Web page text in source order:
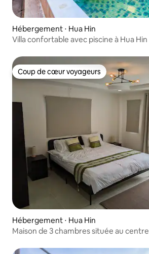
Hébergement ⋅ Hua Hin
Villa confortable avec piscine à Hua Hin
Coup de cœur voyageurs
Coup de cœur voyageurs
Hébergement ⋅ Hua Hin
Maison de 3 chambres située au centre